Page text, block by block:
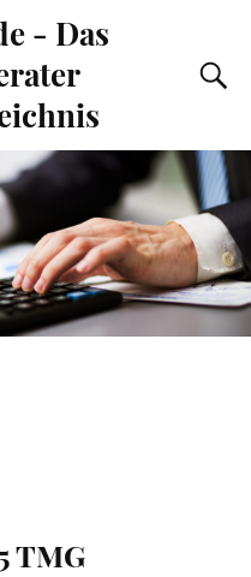
- Das
TMG